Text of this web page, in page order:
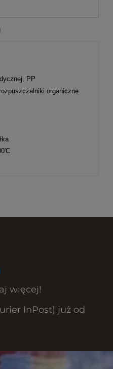
PP
organiczne
więcej!
InPost) już od